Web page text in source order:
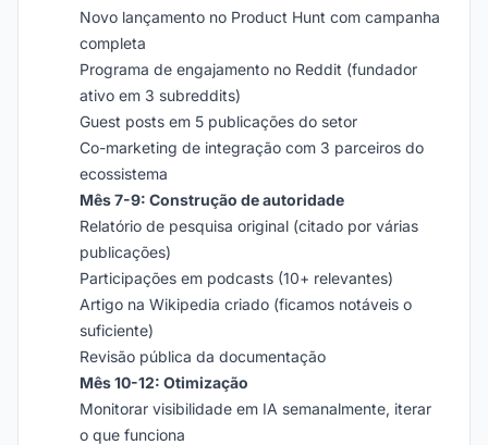
Novo lançamento no Product Hunt com campanha
completa
Programa de engajamento no Reddit (fundador
ativo em 3 subreddits)
Guest posts em 5 publicações do setor
Co-marketing de integração com 3 parceiros do
ecossistema
Mês 7-9: Construção de autoridade
Relatório de pesquisa original (citado por várias
publicações)
Participações em podcasts (10+ relevantes)
Artigo na Wikipedia criado (ficamos notáveis o
suficiente)
Revisão pública da documentação
Mês 10-12: Otimização
Monitorar visibilidade em IA semanalmente, iterar
o que funciona